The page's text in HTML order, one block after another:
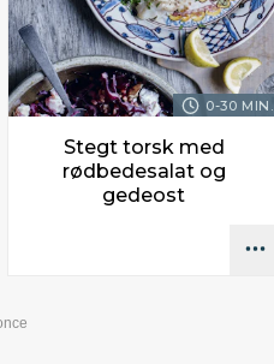
0-30 MIN.
Stegt torsk med
rødbedesalat og
gedeost